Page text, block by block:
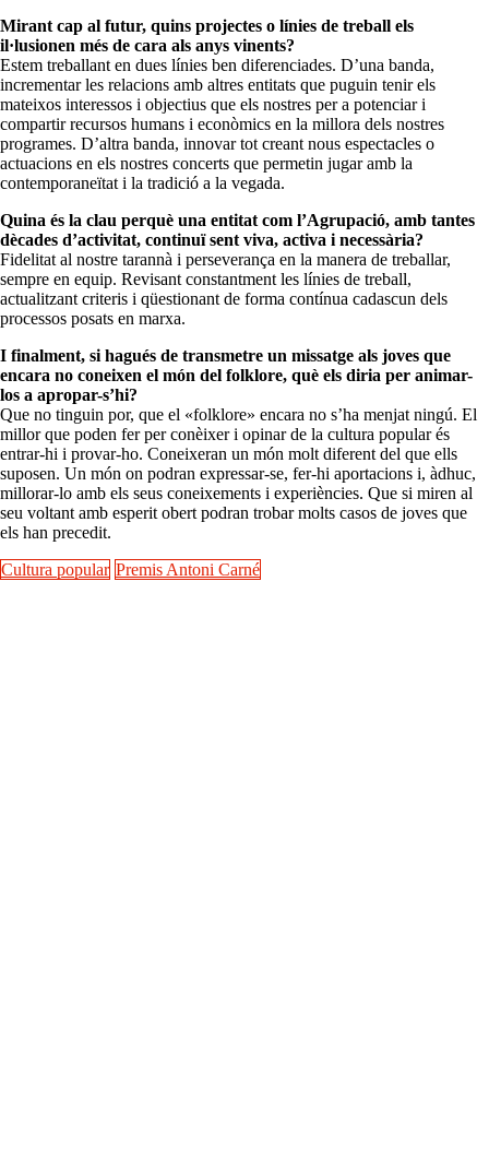
Mirant cap al futur, quins projectes o línies de treball els
il·lusionen més de cara als anys vinents?
Estem treballant en dues línies ben diferenciades. D’una banda,
incrementar les relacions amb altres entitats que puguin tenir els
mateixos interessos i objectius que els nostres per a potenciar i
compartir recursos humans i econòmics en la millora dels nostres
programes. D’altra banda, innovar tot creant nous espectacles o
actuacions en els nostres concerts que permetin jugar amb la
contemporaneïtat i la tradició a la vegada.
Quina és la clau perquè una entitat com l’Agrupació, amb tantes
dècades d’activitat, continuï sent viva, activa i necessària?
Fidelitat al nostre tarannà i perseverança en la manera de treballar,
sempre en equip. Revisant constantment les línies de treball,
actualitzant criteris i qüestionant de forma contínua cadascun dels
processos posats en marxa.
I finalment, si hagués de transmetre un missatge als joves que
encara no coneixen el món del folklore, què els diria per animar-
los a apropar-s’hi?
Que no tinguin por, que el «folklore» encara no s’ha menjat ningú. El
millor que poden fer per conèixer i opinar de la cultura popular és
entrar-hi i provar-ho. Coneixeran un món molt diferent del que ells
suposen. Un món on podran expressar-se, fer-hi aportacions i, àdhuc,
millorar-lo amb els seus coneixements i experiències. Que si miren al
seu voltant amb esperit obert podran trobar molts casos de joves que
els han precedit.
Cultura popular Premis Antoni Carné